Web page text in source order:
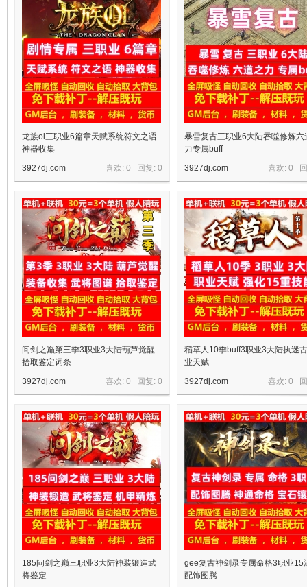
龙族ol三职业6篇章天赋系统符文之语
神器收集
喜欢: 0 回复: 0
3927dj.com
暴雪复古三职业6大陆吞噬修炼六
力专属buff
喜欢: 0
3927dj.com
问剑之巅第三季3职业3大陆葫芦觉醒
拾取鉴定词条
喜欢: 0 回复: 0
3927dj.com
稻草人10季buff3职业3大陆执迷
业天赋
喜欢: 0
3927dj.com
185问剑之巅三职业3大陆神装锻造武
将鉴定
gee复古神剑录专属命格3职业15
配饰图腾